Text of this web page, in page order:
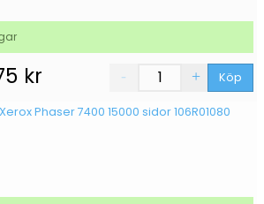
kr Köp
Phaser 7400 15000 sidor 106R01080